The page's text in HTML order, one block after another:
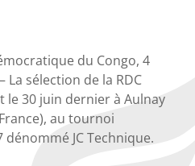
du Congo, 4
La sélection de la RDC
le 30 juin dernier à Aulnay
au tournoi
JC Technique.